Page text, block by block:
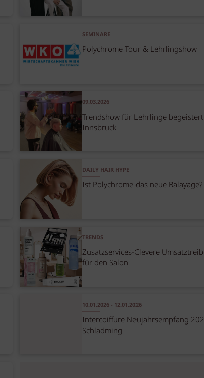
SEMINARE
Polychrome Tour & Lehrlingshow
09.03.2026
Trendshow für Lehrlinge
Innsbruck
DAILY HAIR HYPE
Ist Polychrome das neue Balayage?
TRENDS
Zusatzservices-Clevere
für den Salon
10.01.2026 - 12.01.2026
Intercoiffure Neujahrsempfang
Schladming